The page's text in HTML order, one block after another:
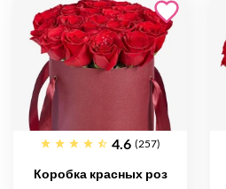
4.6 (257)
Коробка красных роз